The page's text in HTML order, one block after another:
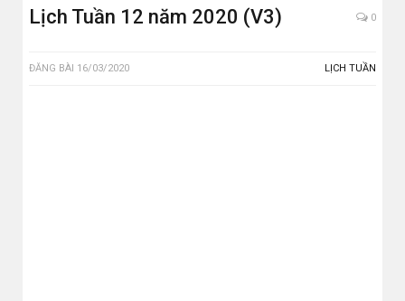
Lịch Tuần 12 năm 2020 (V3) 0
ĐĂNG BÀI 16/03/2020 LỊCH TUẦN